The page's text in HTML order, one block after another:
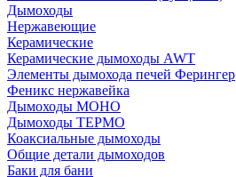
Дымоходы
Нержавеющие
Керамические
Керамические дымоходы AWT
Элементы дымохода печей Ферингер
Феникс нержавейка
Дымоходы МОНО
Дымоходы ТЕРМО
Коаксиальные дымоходы
Общие детали дымоходов
Баки для бани